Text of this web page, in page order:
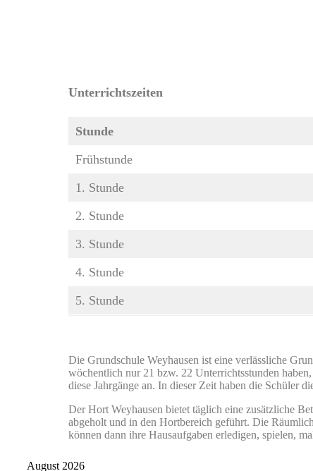
Unterrichtszeiten
Stunde
Frühstunde
1. Stunde
2. Stunde
3. Stunde
4. Stunde
5. Stunde
Die Grundschule Weyhausen ist eine verlässliche
wöchentlich nur 21 bzw. 22 Unterrichtsstunden
diese Jahrgänge an. In dieser Zeit haben die Schüler
Der Hort Weyhausen bietet täglich eine zusätzliche
abgeholt und in den Hortbereich geführt. Die
können dann ihre Hausaufgaben erledigen, spielen,
August 2026